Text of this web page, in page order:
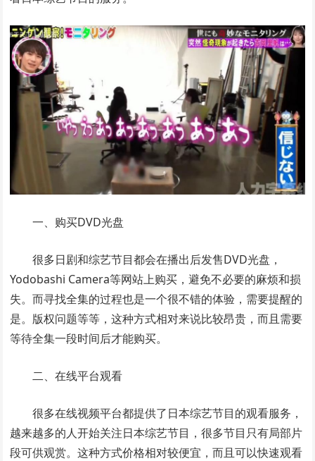
一、购买DVD光盘
很多日剧和综艺节目都会在播出后发售DVD光盘，
Yodobashi Camera等网站上购买，避免不必要的麻烦和损
失。而寻找全集的过程也是一个很不错的体验，需要提醒的
是。版权问题等等，这种方式相对来说比较昂贵，而且需要
等待全集一段时间后才能购买。
二、在线平台观看
很多在线视频平台都提供了日本综艺节目的观看服务，
越来越多的人开始关注日本综艺节目，很多节目只有局部片
段可供观赏。这种方式价格相对较便宜，而且可以快速观看